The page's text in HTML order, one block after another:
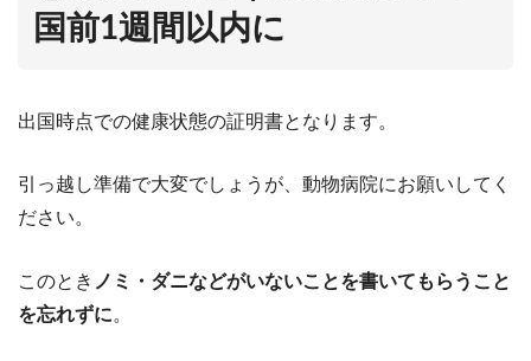
国前1週間以内に
出国時点での健康状態の証明書となります。
引っ越し準備で大変でしょうが、動物病院にお願いしてく
ださい。
このとき ノミ・ダニなどがいないことを書いてもらうこと
を忘れずに。